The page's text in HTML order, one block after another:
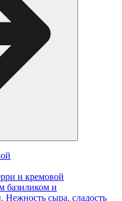
и кремовой
базиликом и
Нежность сыра, сладость